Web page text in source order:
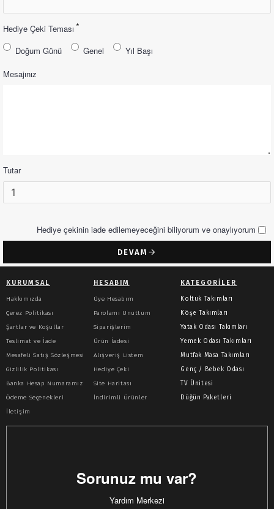
Hediye Çeki Teması
Doğum Günü
Genel
Yıl Başı
Mesajınız
Tutar
Hediye çekinin iade edilemeyeceğini biliyorum ve onaylıyorum
DEVAM
KURUMSAL
Hakkımızda
Çerez Politikası
Şartlar ve Koşullar
Teslimat ve İade
Mesafeli Satış Sözleşmesi
Gizlilik Politikası
Banka Hesap Numaramız
Ödeme Seçenekleri
İletişim
HESABIM
Üye Hesabım
Parolamı Unuttum
Siparişlerim
Ürün İadesi
Alışveriş Listem
Hediye Çeki
Site Haritası
İndirimli Ürünler
KATEGORILER
Koltuk Takımları
Köşe Takımları
Yatak Odası Takımları
Yemek Odası Takımları
Mutfak Masa Takımları
Genç / Bebek Odası
TV Ünitesi
Düğün Paketleri
Sorunuz mu var?
Yardım Merkezi